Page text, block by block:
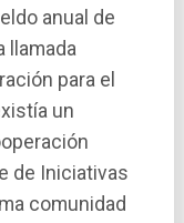
anual de
llamada
para el
un
de Iniciativas
comunidad